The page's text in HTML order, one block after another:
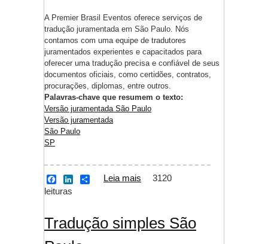
A Premier Brasil Eventos oferece serviços de
tradução juramentada em São Paulo. Nós
contamos com uma equipe de tradutores
juramentados experientes e capacitados para
oferecer uma tradução precisa e confiável de seus
documentos oficiais, como certidões, contratos,
procurações, diplomas, entre outros.
Palavras-chave que resumem o texto:
Versão juramentada São Paulo
Versão juramentada
São Paulo
SP
a
c
o
e
d
e
Leia mais sobre Versão
3120
leituras
Tradução simples São